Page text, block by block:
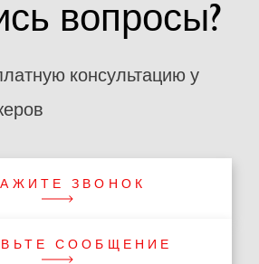
вопросы?
консультацию у
ЗВОНОК
СООБЩЕНИЕ